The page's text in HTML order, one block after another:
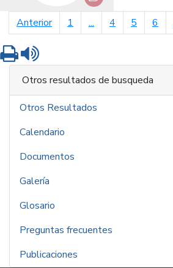
Anteriorpágina anterior
1 ... 4 5 6
Imprimir
Otros resultados de busqueda
Otros Resultados
Calendario
Documentos
Galería
Glosario
Preguntas frecuentes
Publicaciones